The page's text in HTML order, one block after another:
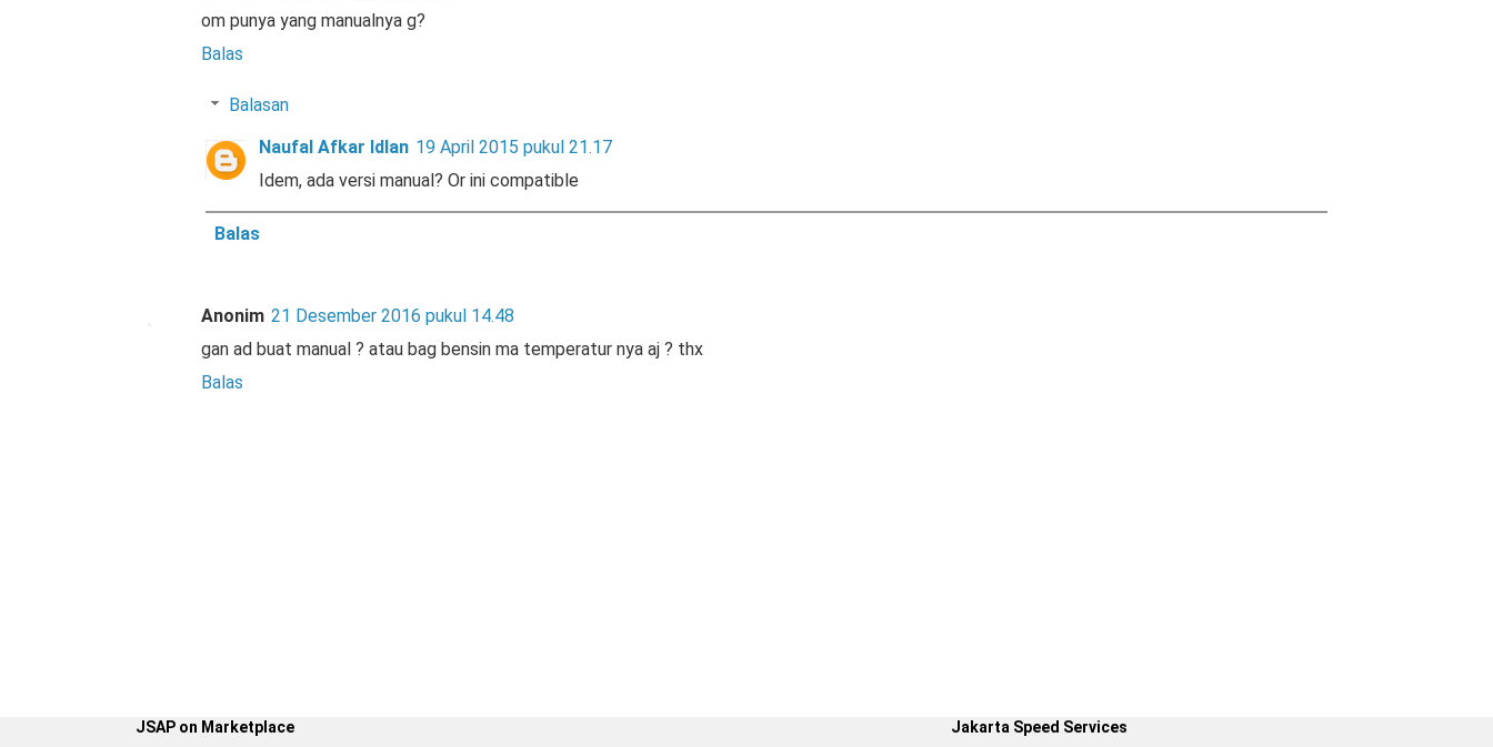
om punya yang manualnya g?
Balas
Balasan
Naufal Afkar Idlan 19 April 2015 pukul 21.17
Idem, ada versi manual? Or ini compatible
Balas
Anonim 21 Desember 2016 pukul 14.48
gan ad buat manual ? atau bag bensin ma temperatur nya aj ? thx
Balas
JSAP on Marketplace Jakarta Speed Services